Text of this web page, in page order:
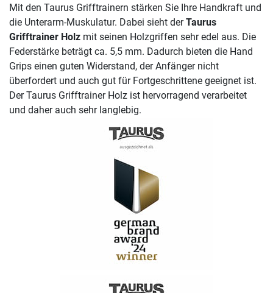
Mit den Taurus Grifftrainern stärken Sie Ihre Handkraft und
die Unterarm-Muskulatur. Dabei sieht derTaurus
Grifftrainer Holz mit seinen Holzgriffen sehr edel aus. Die
Federstärke beträgt ca. 5,5 mm. Dadurch bieten die Hand
Grips einen guten Widerstand, der Anfänger nicht
überfordert und auch gut für Fortgeschrittene geeignet ist.
Der Taurus Grifftrainer Holz ist hervorragend verarbeitet
und daher auch sehr langlebig.